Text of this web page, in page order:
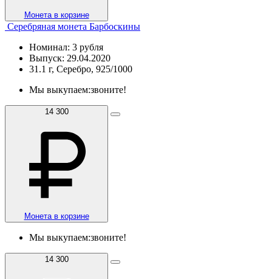
Монета в корзине
Серебряная монета Барбоскины
Номинал: 3 рубля
Выпуск: 29.04.2020
31.1 г, Серебро, 925/1000
Мы выкупаем:звоните!
14 300
Монета в корзине
Мы выкупаем:звоните!
14 300